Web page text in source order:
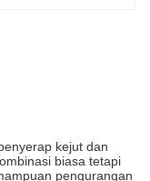
kejut dan
biasa tetapi
pengurangan